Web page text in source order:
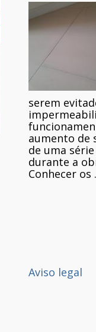
serem
aumento de
de uma
durante a
Conhecer os
Aviso legal